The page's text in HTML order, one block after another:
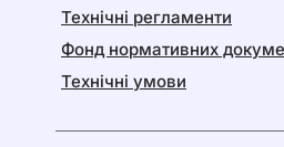
Технічні регламенти
Фонд нормативних
Технічні умови